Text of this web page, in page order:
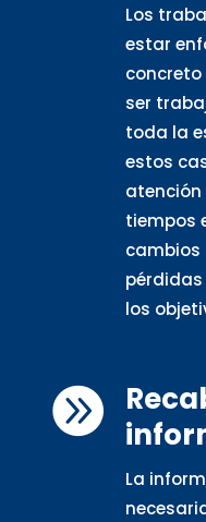
Los
estar
concreto
ser
toda la
estos
atención
tiempos
cambios
los

La